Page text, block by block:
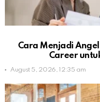
Cara Menjadi
Career
August 5, 2026, 12:35 am